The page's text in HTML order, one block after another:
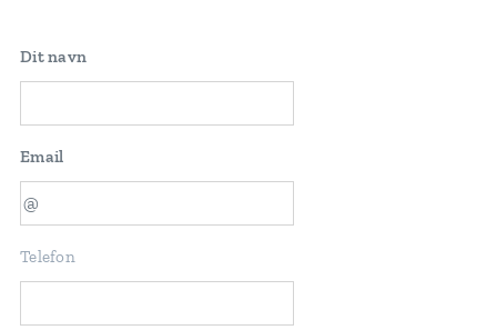
Dit navn
Email
Telefon